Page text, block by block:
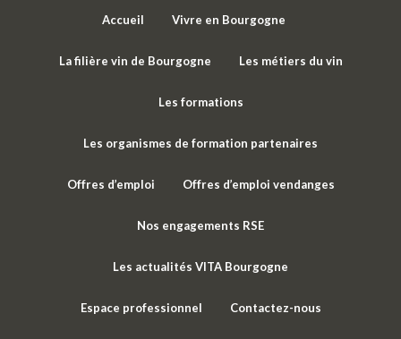
Accueil Vivre en Bourgogne
La filière vin de Bourgogne Les métiers du vin
Les formations
Les organismes de formation partenaires
Offres d’emploi Offres d’emploi vendanges
Nos engagements RSE
Les actualités VITA Bourgogne
Espace professionnel Contactez-nous